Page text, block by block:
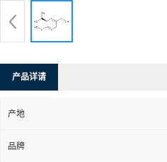
产品详请
产地
品牌